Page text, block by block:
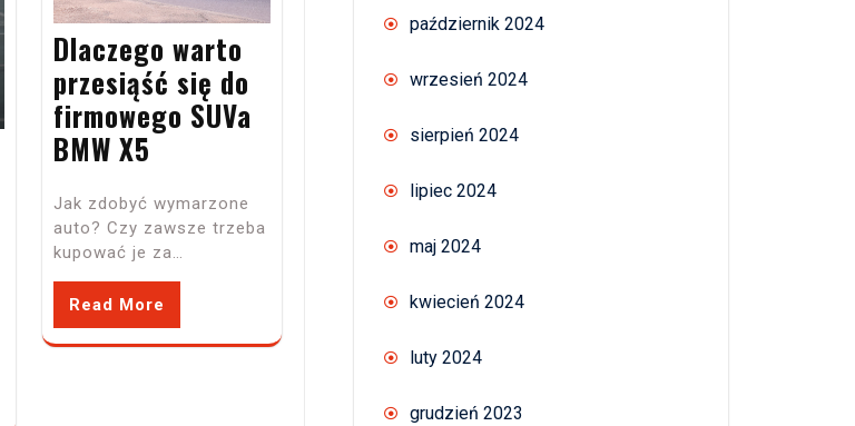
Dlaczego warto
przesiąść się do
firmowego SUVa
BMW X5
Jak zdobyć wymarzone
auto? Czy zawsze trzeba
kupować je za…
Read More
październik 2024
wrzesień 2024
sierpień 2024
lipiec 2024
maj 2024
kwiecień 2024
luty 2024
grudzień 2023